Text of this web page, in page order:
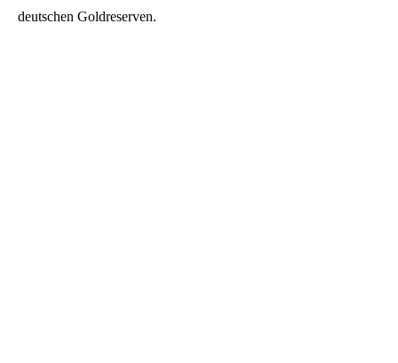
deutschen Goldreserven.